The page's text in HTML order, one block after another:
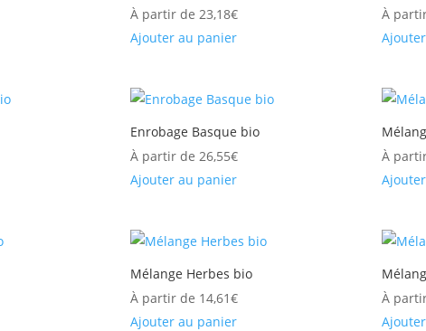
À partir de23,18€
Ajouter au panier
À
Enrobage Basque bio
À partir de26,55€
Ajouter au panier
À
Mélange Herbes bio
À partir de 14,61€
Ajouter au panier
À